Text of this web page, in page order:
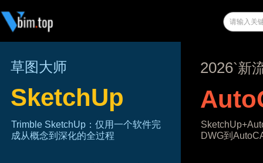
草图大师
SketchUp
Trimble SketchUp：仅用一个软件完
成从概念到深化的全过程
2026`新
DWG到